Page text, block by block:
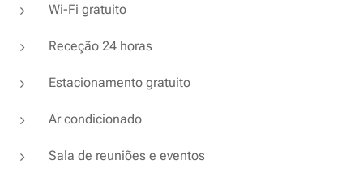
Wi-Fi gratuito
Receção 24 horas
Estacionamento gratuito
Ar condicionado
Sala de reuniões e eventos